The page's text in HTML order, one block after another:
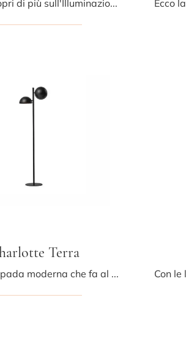
Clicca e scopri di più sull'Illuminazione da terra moderna di Midj: il modello Suspense Terra in metallo ti attende!
Terra
Ecco la lampada moderna che fa al caso tuo! Il modello Charlotte Terra è una delle nostre lampade da terra di Midj.